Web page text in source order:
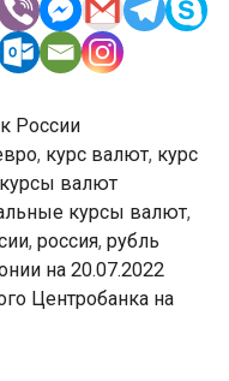
России
, курс валют, курс
курсы валют
курсы валют,
, россия, рубль
на 20.07.2022
Центробанка на